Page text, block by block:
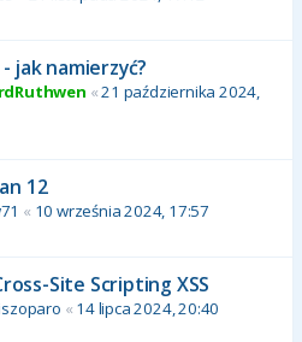
jak namierzyć?
«21 października 2024,
12
« 10 września 2024, 17:57
Site Scripting XSS
« 14 lipca 2024, 20:40